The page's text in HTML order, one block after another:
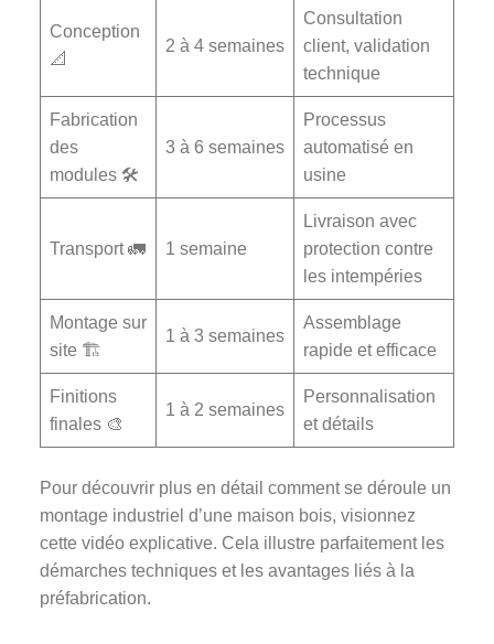
Conception
📐
2 à 4 semaines
Consultation
client, validation
technique
Fabrication
des
modules 🛠️
3 à 6 semaines
Processus
automatisé en
usine
Transport 🚛 1 semaine
Livraison avec
protection contre
les intempéries
Montage sur
site 🏗️
1 à 3 semaines
Assemblage
rapide et efficace
Finitions
finales 🎨
1 à 2 semaines
Personnalisation
et détails
Pour découvrir plus en détail comment se déroule un
montage industriel d’une maison bois, visionnez
cette vidéo explicative. Cela illustre parfaitement les
démarches techniques et les avantages liés à la
préfabrication.